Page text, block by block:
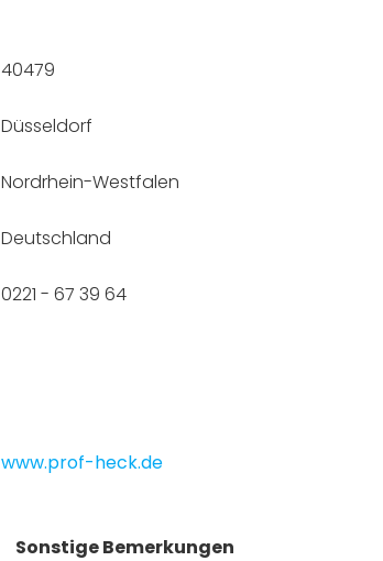
40479
Düsseldorf
Nordrhein-Westfalen
Deutschland
0221 - 67 39 64
www.prof-heck.de
Sonstige Bemerkungen